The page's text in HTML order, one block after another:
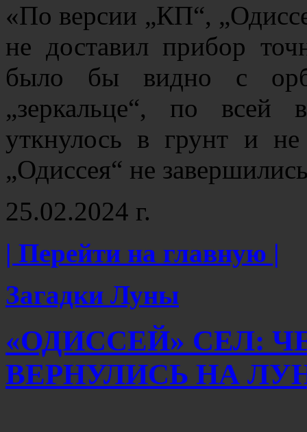
«По версии „КП“,
не доставил прибор
было бы видно с
„зеркальце“, по всей
уткнулось в грунт и
„Одиссея“ не
25.02.2024 г.
| Перейти на главную |
Загадки Луны
«ОДИССЕЙ» СЕЛ:
ВЕРНУЛИСЬ НА